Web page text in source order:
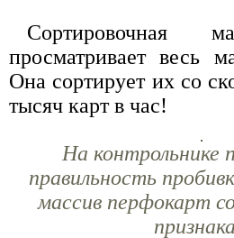
Сортировочная
просматривает весь
Она сортирует их со
тысяч карт в час!
На контрольнике
правильность
массив перфокарт